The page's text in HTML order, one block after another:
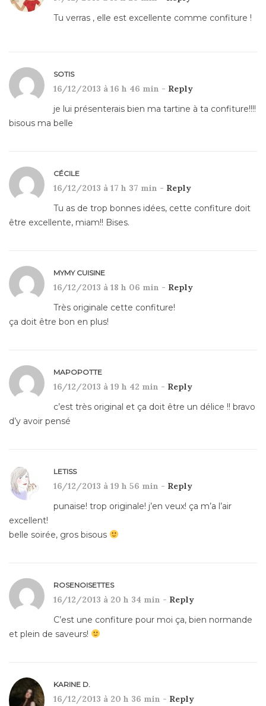
Tu verras , elle est excellente comme confiture !
SOTIS
16/12/2013 à 16 h 46 min - Reply
je lui présenterais bien ma tartine à ta confiture!!!!
bisous ma belle
CÉCILE
16/12/2013 à 17 h 37 min - Reply
Tu as de trop bonnes idées, cette confiture doit
être excellente, miam!! Bises.
MYMY CUISINE
16/12/2013 à 18 h 06 min - Reply
Très originale cette confiture!
ça doit être bon en plus!
MAPOPOTTE
16/12/2013 à 19 h 42 min - Reply
c’est très original et ça doit être un délice !! bravo
d’y avoir pensé
LETISS
16/12/2013 à 19 h 56 min - Reply
punaise! trop originale! j’en veux! ça m’a l’air
excellent!
belle soirée, gros bisous
ROSENOISETTES
16/12/2013 à 20 h 34 min - Reply
C’est une confiture pour moi ça, bien normande
et plein de saveurs!
KARINE D.
16/12/2013 à 20 h 36 min - Reply